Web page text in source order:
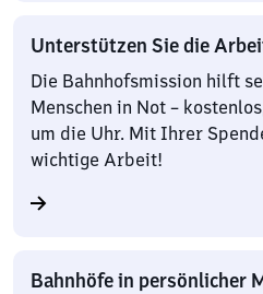
Unterstützen Sie die
Die Bahnhofsmission hilft
Menschen in Not –
um die Uhr. Mit Ihrer
wichtige Arbeit!
Bahnhöfe in persönlicher